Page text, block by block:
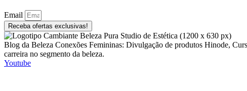
Email
Receba ofertas exclusivas!
Blog da Beleza Conexões Femininas: Divulgação de produtos Hinode,
carreira no segmento da beleza.
Youtube